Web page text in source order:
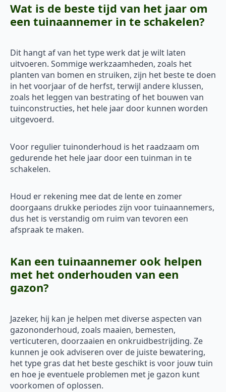
Wat is de beste tijd van het jaar om
een tuinaannemer in te schakelen?
Dit hangt af van het type werk dat je wilt laten
uitvoeren. Sommige werkzaamheden, zoals het
planten van bomen en struiken, zijn het beste te doen
in het voorjaar of de herfst, terwijl andere klussen,
zoals het leggen van bestrating of het bouwen van
tuinconstructies, het hele jaar door kunnen worden
uitgevoerd.
Voor regulier tuinonderhoud is het raadzaam om
gedurende het hele jaar door een tuinman in te
schakelen.
Houd er rekening mee dat de lente en zomer
doorgaans drukke periodes zijn voor tuinaannemers,
dus het is verstandig om ruim van tevoren een
afspraak te maken.
Kan een tuinaannemer ook helpen
met het onderhouden van een
gazon?
Jazeker, hij kan je helpen met diverse aspecten van
gazononderhoud, zoals maaien, bemesten,
verticuteren, doorzaaien en onkruidbestrijding. Ze
kunnen je ook adviseren over de juiste bewatering,
het type gras dat het beste geschikt is voor jouw tuin
en hoe je eventuele problemen met je gazon kunt
voorkomen of oplossen.